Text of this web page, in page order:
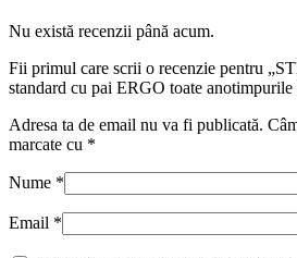
Nu există recenzii până acum.
Fii primul care scrii o recenzie pentru
standard cu pai ERGO toate anotimpurile
Adresa ta de email nu va fi publicată.
marcate cu *
Nume *
Email *